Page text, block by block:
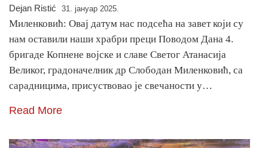
Dejan Ristić 31. јануар 2025.
Миленковић: Oвај датум нас подсећа на завет који су
нам оставили наши храбри преци Поводом Дана 4.
бригаде Копнене војске и славе Светог Атанасија
Великог, градоначелник др Слободан Миленковић, са
сарадницима, присуствовао је свечаности у…
Read More